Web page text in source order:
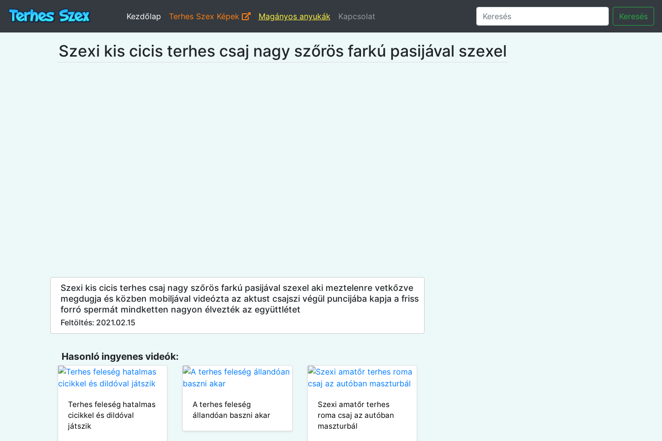
Kezdőlap Terhes Szex Képek Magányos anyukák Kapcsolat Keresés
Szexi kis cicis terhes csaj nagy szőrös farkú pasijával szexel
Szexi kis cicis terhes csaj nagy szőrös farkú pasijával szexel aki meztelenre vetkőzve
megdugja és közben mobiljával videózta az aktust csajszi végül puncijába kapja a friss
forró spermát mindketten nagyon élvezték az együttlétet
Feltöltés: 2021.02.15
Hasonló ingyenes videók:
Terhes feleség hatalmas
cicikkel és dildóval
játszik
A terhes feleség
állandóan baszni akar
Szexi amatőr terhes
roma csaj az autóban
maszturbál